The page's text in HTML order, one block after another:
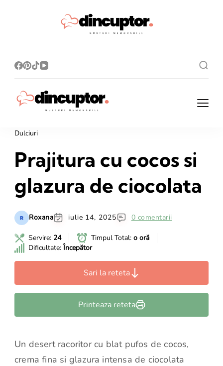
memorabile!
Dincuptor.ro
Rețete simple, gusturi
Dulciuri
Prajitura cu cocos si
glazura de ciocolata
Roxana iulie 14, 2025 0 comentarii
Servire: 24 Timpul Total: o oră
Dificultate:Începător
Sari la reteta
Printeaza reteta
Un desert racoritor cu blat pufos de cocos,
crema fina si glazura intensa de ciocolata